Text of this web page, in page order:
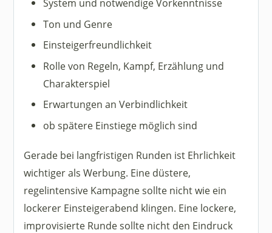
Ton und Genre
Einsteigerfreundlichkeit
Rolle von Regeln, Kampf, Erzählung und
Charakterspiel
Erwartungen an Verbindlichkeit
ob spätere Einstiege möglich sind
Gerade bei langfristigen Runden ist Ehrlichkeit
wichtiger als Werbung. Eine düstere,
regelintensive Kampagne sollte nicht wie ein
lockerer Einsteigerabend klingen. Eine lockere,
improvisierte Runde sollte nicht den Eindruck